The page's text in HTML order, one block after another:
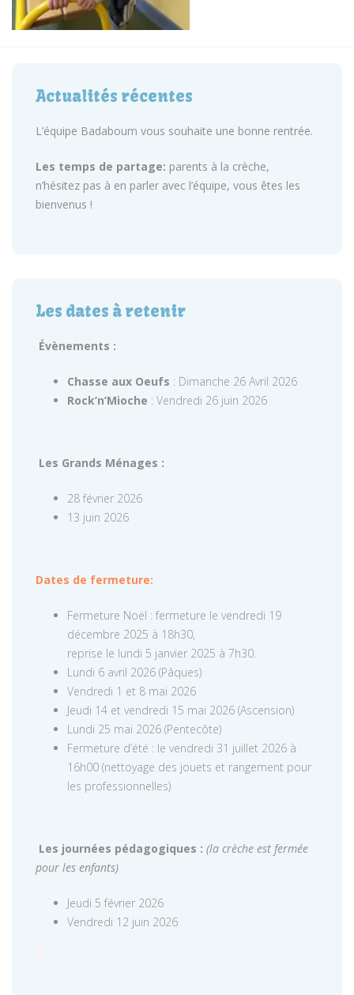
Actualités récentes
L’équipe Badaboum vous souhaite une bonne rentrée.
Les temps de partage: parents à la crèche,
n’hésitez pas à en parler avec l’équipe, vous êtes les
bienvenus !
Les dates à retenir
Évènements :
Chasse aux Oeufs : Dimanche 26 Avril 2026
Rock’n’Mioche : Vendredi 26 juin 2026
Les Grands Ménages :
28 février 2026
13 juin 2026
Dates de fermeture:
Fermeture Noël : fermeture le vendredi 19
décembre 2025 à 18h30,
reprise le lundi 5 janvier 2025 à 7h30.
Lundi 6 avril 2026 (Pâques)
Vendredi 1 et 8 mai 2026
Jeudi 14 et vendredi 15 mai 2026 (Ascension)
Lundi 25 mai 2026 (Pentecôte)
Fermeture d’été : le vendredi 31 juillet 2026 à
16h00 (nettoyage des jouets et rangement pour
les professionnelles)
Les journées pédagogiques : (la crèche est fermée
pour les enfants)
Jeudi 5 février 2026
Vendredi 12 juin 2026